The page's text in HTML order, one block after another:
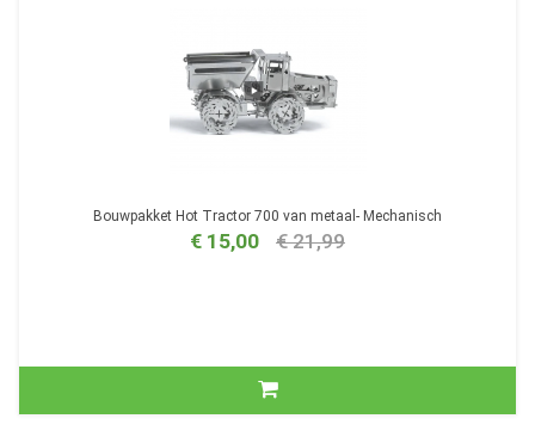
Bouwpakket Hot Tractor 700 van metaal- Mechanisch
€ 15,00 € 21,99